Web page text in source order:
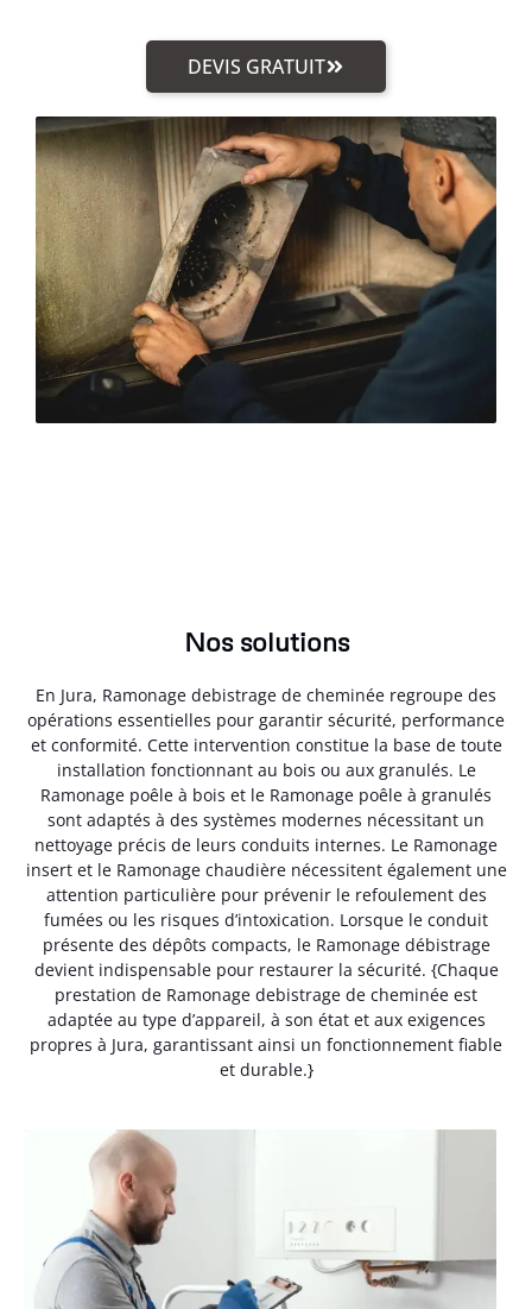
DEVIS GRATUIT
Nos solutions
En Jura, Ramonage debistrage de cheminée regroupe des
opérations essentielles pour garantir sécurité, performance
et conformité. Cette intervention constitue la base de toute
installation fonctionnant au bois ou aux granulés. Le
Ramonage poêle à bois et le Ramonage poêle à granulés
sont adaptés à des systèmes modernes nécessitant un
nettoyage précis de leurs conduits internes. Le Ramonage
insert et le Ramonage chaudière nécessitent également une
attention particulière pour prévenir le refoulement des
fumées ou les risques d’intoxication. Lorsque le conduit
présente des dépôts compacts, le Ramonage débistrage
devient indispensable pour restaurer la sécurité. {Chaque
prestation de Ramonage debistrage de cheminée est
adaptée au type d’appareil, à son état et aux exigences
propres à Jura, garantissant ainsi un fonctionnement fiable
et durable.}